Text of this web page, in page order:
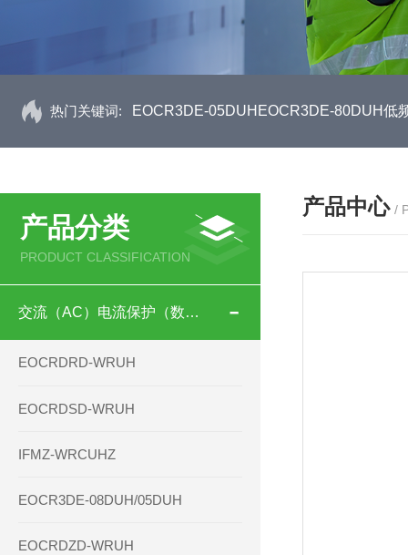
热门关键词: EOCR3DE-05DUHEOCR3DE-80DUH低
产品分类
PRODUCT CLASSIFICATION
交流（AC）电流保护（数码型）
EOCRDRD-WRUH
EOCRDSD-WRUH
IFMZ-WRCUHZ
EOCR3DE-08DUH/05DUH
EOCRDZD-WRUH
产品中心 /